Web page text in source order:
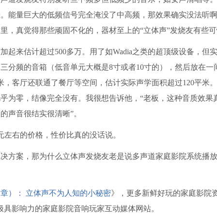
能量巨大的低频信号完全淹没了中高频，那效果确实没法听
，真觉得那些顽固不化的，器材至上的“立体声”发烧友有些
估计超过500多万。用了如Wadia之类的超顶级设备，但
分频的音箱（低音单元大概是8寸或者10寸的），然后放在一
客厅还联通了餐厅等空间，估计实际声学面积超过120平米
为零，结像完全没有。我很想告诉他，“老板，这种音质效果
声音很结实很清晰”。
右的价格，性价比真的没话说。
案，那为什么立体声发烧友老是说多声道家庭影院系统播
）： 立体声不为人知的小秘密》，更多新鲜好玩的家庭影院
具影响力的家庭影院音响玩家互动媒体网站。